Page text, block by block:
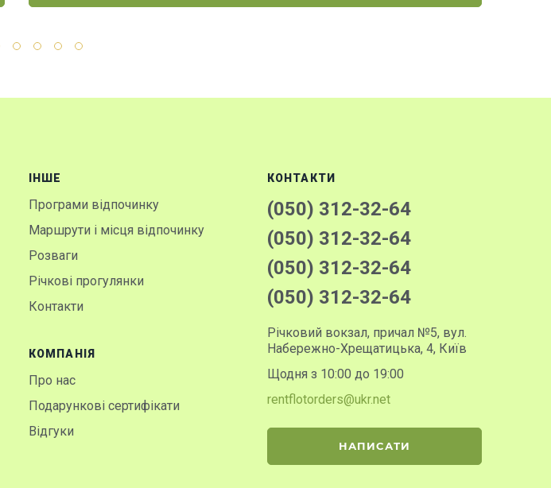
IНШЕ
Програми відпочинку
Маршрути і місця відпочинку
Розваги
Річкові прогулянки
Контакти
КОМПАНІЯ
Про нас
Подарункові сертифікати
Відгуки
КОНТАКТИ
(050) 312-32-64
(050) 312-32-64
(050) 312-32-64
(050) 312-32-64
Річковий вокзал, причал №5, вул.
Набережно-Хрещатицька, 4, Київ
Щодня з 10:00 до 19:00
rentflotorders@ukr.net
НАПИСАТИ